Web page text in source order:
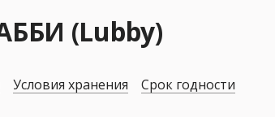
(Lubby)
Условия хранения Срок годности